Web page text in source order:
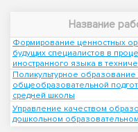
Название
Формирование ценностных
будущих специалистов в
иностранного языка в
Поликультурное образование
общеобразовательной
средней школы
Управление качеством
дошкольном